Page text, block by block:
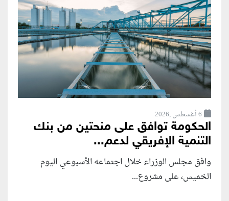
6 أغسطس ,2026
الحكومة توافق على منحتين من بنك
التنمية الإفريقي لدعم...
وافق مجلس الوزراء خلال اجتماعه الأسبوعي اليوم
الخميس، على مشروع...